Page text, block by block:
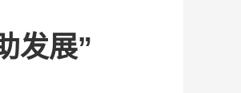
发展”